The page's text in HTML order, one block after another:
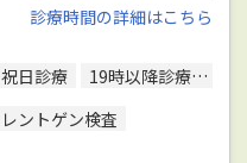
診療時間の詳細はこちら
祝日診療 19時以降診療可
レントゲン検査